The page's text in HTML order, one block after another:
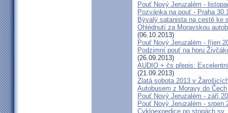
Pouť Nový Jeruzalém -
Pozvánka na pouť - Praha
Bývalý satanista na cestě ke
Ohlédnutí za Moravskou
(06.10.2013)
Pouť Nový Jeruzalém - říjen
Podzimní pouť na horu
(26.09.2013)
AUDIO + čs přepis:
(21.09.2013)
Zlatá sobota 2013 v
Autobusem z Moravy do Čech
Pouť Nový Jeruzalém - září
Pouť Nový Jeruzalém - srpen
Cykloexpedice po stopách